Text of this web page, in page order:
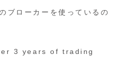
ブローカーを使っているの
3 years of trading